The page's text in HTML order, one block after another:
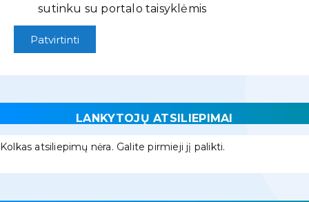
sutinku su portalo taisyklėmis
Patvirtinti
LANKYTOJŲ ATSILIEPIMAI
Kolkas atsiliepimų nėra. Galite pirmieji jį palikti.